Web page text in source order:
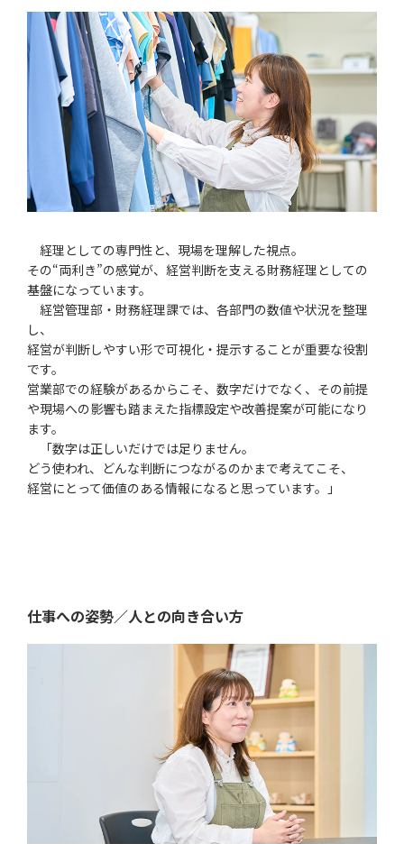
経理としての専門性と、現場を理解した視点。
その“両利き”の感覚が、経営判断を支える財務経理としての
基盤になっています。
経営管理部・財務経理課では、各部門の数値や状況を整理
し、
経営が判断しやすい形で可視化・提示することが重要な役割
です。
営業部での経験があるからこそ、数字だけでなく、その前提
や現場への影響も踏まえた指標設定や改善提案が可能になり
ます。
「数字は正しいだけでは足りません。
どう使われ、どんな判断につながるのかまで考えてこそ、
経営にとって価値のある情報になると思っています。」
仕事への姿勢／人との向き合い方